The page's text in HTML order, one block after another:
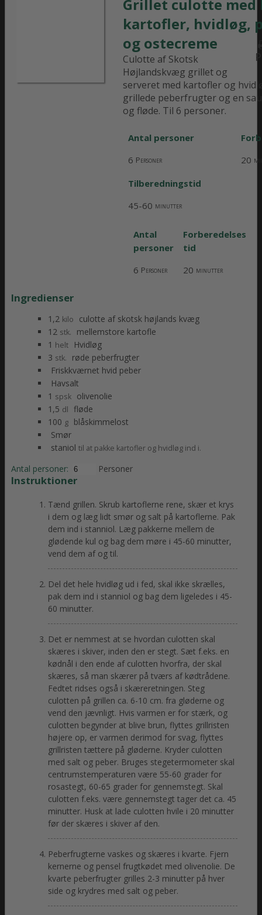
Grillet culotte med
kartofler, hvidløg,
og ostecreme
Culotte af Skotsk
Højlandskvæg grillet og
serveret med kartofler og
grillede peberfrugter og en
og fløde. Til 6 personer.
Antal personer
6 Personer 20
Tilberedningstid
45-60 minutter
Antal
personer
Forberedelses
tid
6 Personer 20 minutter
Ingredienser
1,2 kilo
culotte af skotsk højlands kvæg
12 stk.
mellemstore kartofle
1 helt
Hvidløg
3 stk.
røde peberfrugter
Friskkværnet hvid peber
Havsalt
1 spsk olivenolie
1,5 dl
fløde
100 g blåskimmelost
Smør
staniol til at pakke kartofler og hvidløg ind i.
Antal personer: Personer
Instruktioner
Tænd grillen. Skrub kartoflerne rene, skær et krys
i dem og læg lidt smør og salt på kartoflerne. Pak
dem ind i stanniol. Læg pakkerne mellem de
glødende kul og bag dem møre i 45-60 minutter,
vend dem af og til.
Del det hele hvidløg ud i fed, skal ikke skrælles,
pak dem ind i stanniol og bag dem ligeledes i 45-
60 minutter.
Det er nemmest at se hvordan culotten skal
skæres i skiver, inden den er stegt. Sæt f.eks. en
kødnål i den ende af culotten hvorfra, der skal
skæres, så man skærer på tværs af kødtrådene.
Fedtet ridses også i skæreretningen. Steg
culotten på grillen ca. 6-10 cm. fra gløderne og
vend den jævnligt. Hvis varmen er for stærk, og
culotten begynder at blive brun, flyttes grillristen
højere op, er varmen derimod for svag, flyttes
grillristen tættere på gløderne. Kryder culotten
med salt og peber. Bruges stegetermometer skal
centrumstemperaturen være 55-60 grader for
rosastegt, 60-65 grader for gennemstegt. Skal
culotten f.eks. være gennemstegt tager det ca. 45
minutter. Husk at lade culotten hvile i 20 minutter
før der skæres i skiver af den.
Peberfrugterne vaskes og skæres i kvarte. Fjern
kernerne og pensel frugtkødet med olivenolie. De
kvarte peberfrugter grilles 2-3 minutter på hver
side og krydres med salt og peber.